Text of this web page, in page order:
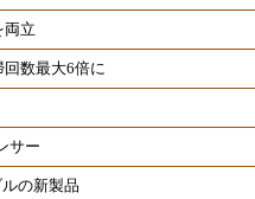
両立
数最大6倍に
サー
の新製品